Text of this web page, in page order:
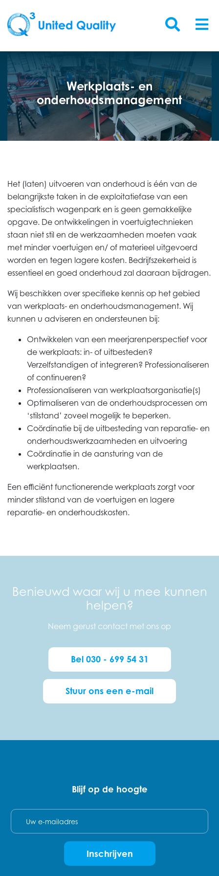
Werkplaats- en
onderhoudsmanagement
Het (laten) uitvoeren van onderhoud is één van de
belangrijkste taken in de exploitatiefase van een
specialistisch wagenpark en is geen gemakkelijke
opgave. De ontwikkelingen in voertuigtechnieken
staan niet stil en de werkzaamheden moeten vaak
met minder voertuigen en/ of materieel uitgevoerd
worden en tegen lagere kosten. Bedrijfszekerheid is
essentieel en goed onderhoud zal daaraan bijdragen.
Wij beschikken over specifieke kennis op het gebied
van werkplaats- en onderhoudsmanagement. Wij
kunnen u adviseren en ondersteunen bij:
Ontwikkelen van een meerjarenperspectief voor
de werkplaats: in- of uitbesteden?
Verzelfstandigen of integreren? Professionaliseren
of continueren?
Professionaliseren van werkplaatsorganisatie(s)
Optimaliseren van de onderhoudsprocessen om
‘stilstand’ zoveel mogelijk te beperken.
Coördinatie bij de uitbesteding van reparatie- en
onderhoudswerkzaamheden en uitvoering
Coördinatie in de aansturing van de
werkplaatsen.
Een efficiënt functionerende werkplaats zorgt voor
minder stilstand van de voertuigen en lagere
reparatie- en onderhoudskosten.
Benieuwd waar wij u mee kunnen
helpen?
Neem gerust contact met ons op
Bel 030 - 699 54 31
Stuur ons een e-mail
Blijf op de hoogte
Inschrijven